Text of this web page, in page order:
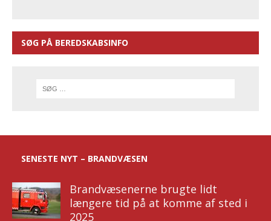
SØG PÅ BEREDSKABSINFO
SENESTE NYT – BRANDVÆSEN
Brandvæsenerne brugte lidt
længere tid på at komme af sted i
2025